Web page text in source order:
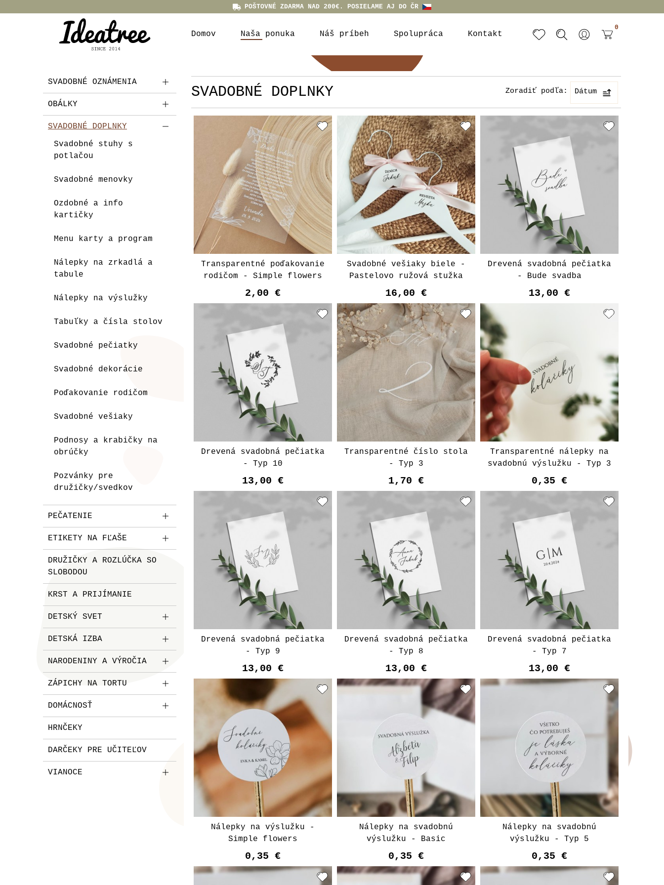
POŠTOVNÉ ZDARMA NAD 200€. POSIELAME AJ DO ČR
Domov Naša ponuka Náš príbeh Spolupráca Kontakt
0
SVADOBNÉ OZNÁMENIA
OBÁLKY
SVADOBNÉ DOPLNKY
Svadobné stuhy s
potlačou
Svadobné menovky
Ozdobné a info
kartičky
Menu karty a program
Nálepky na zrkadlá a
tabule
Nálepky na výslužky
Tabuľky a čísla stolov
Svadobné pečiatky
Svadobné dekorácie
Poďakovanie rodičom
Svadobné vešiaky
Podnosy a krabičky na
obrúčky
Pozvánky pre
družičky/svedkov
PEČATENIE
ETIKETY NA FĽAŠE
DRUŽIČKY A ROZLÚČKA SO
SLOBODOU
KRST A PRIJÍMANIE
DETSKÝ SVET
DETSKÁ IZBA
NARODENINY A VÝROČIA
ZÁPICHY NA TORTU
DOMÁCNOSŤ
HRNČEKY
DARČEKY PRE UČITEĽOV
VIANOCE
SVADOBNÉ DOPLNKY Zoradiť podľa: Dátum
Transparentné poďakovanie
rodičom - Simple flowers
2,00 €
Svadobné vešiaky biele -
Pastelovo ružová stužka
16,00 €
Drevená svadobná pečiatka
- Bude svadba
13,00 €
Drevená svadobná pečiatka
- Typ 10
13,00 €
Transparentné číslo stola
- Typ 3
1,70 €
Transparentné nálepky na
svadobnú výslužku - Typ 3
0,35 €
Drevená svadobná pečiatka
- Typ 9
13,00 €
Drevená svadobná pečiatka
- Typ 8
13,00 €
Drevená svadobná pečiatka
- Typ 7
13,00 €
Nálepky na výslužku -
Simple flowers
0,35 €
Nálepky na svadobnú
výslužku - Basic
0,35 €
Nálepky na svadobnú
výslužku - Typ 5
0,35 €